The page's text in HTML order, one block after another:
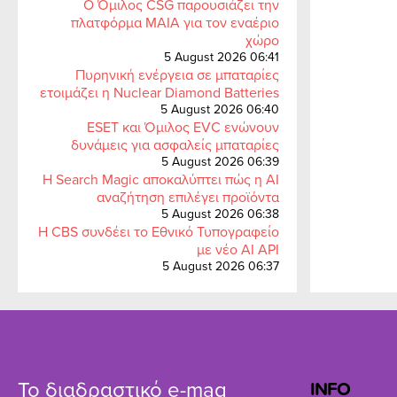
Ο Όμιλος CSG παρουσιάζει την
πλατφόρμα MAIA για τον εναέριο
χώρο
5 August 2026 06:41
Πυρηνική ενέργεια σε μπαταρίες
ετοιμάζει η Nuclear Diamond Batteries
5 August 2026 06:40
ESET και Όμιλος EVC ενώνουν
δυνάμεις για ασφαλείς μπαταρίες
5 August 2026 06:39
Η Search Magic αποκαλύπτει πώς η AI
αναζήτηση επιλέγει προϊόντα
5 August 2026 06:38
Η CBS συνδέει το Εθνικό Τυπογραφείο
με νέο AI API
5 August 2026 06:37
Το διαδραστικό e-mag INFO